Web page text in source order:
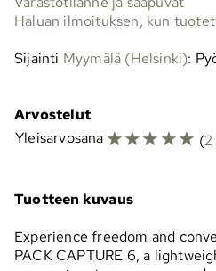
Haluan ilmoituksen, kun
Sijainti Myymälä (Helsinki):
Arvostelut
Yleisarvosana ☆☆☆☆☆ (2
Tuotteen kuvaus
Experience freedom and
PACK CAPTURE 6, a